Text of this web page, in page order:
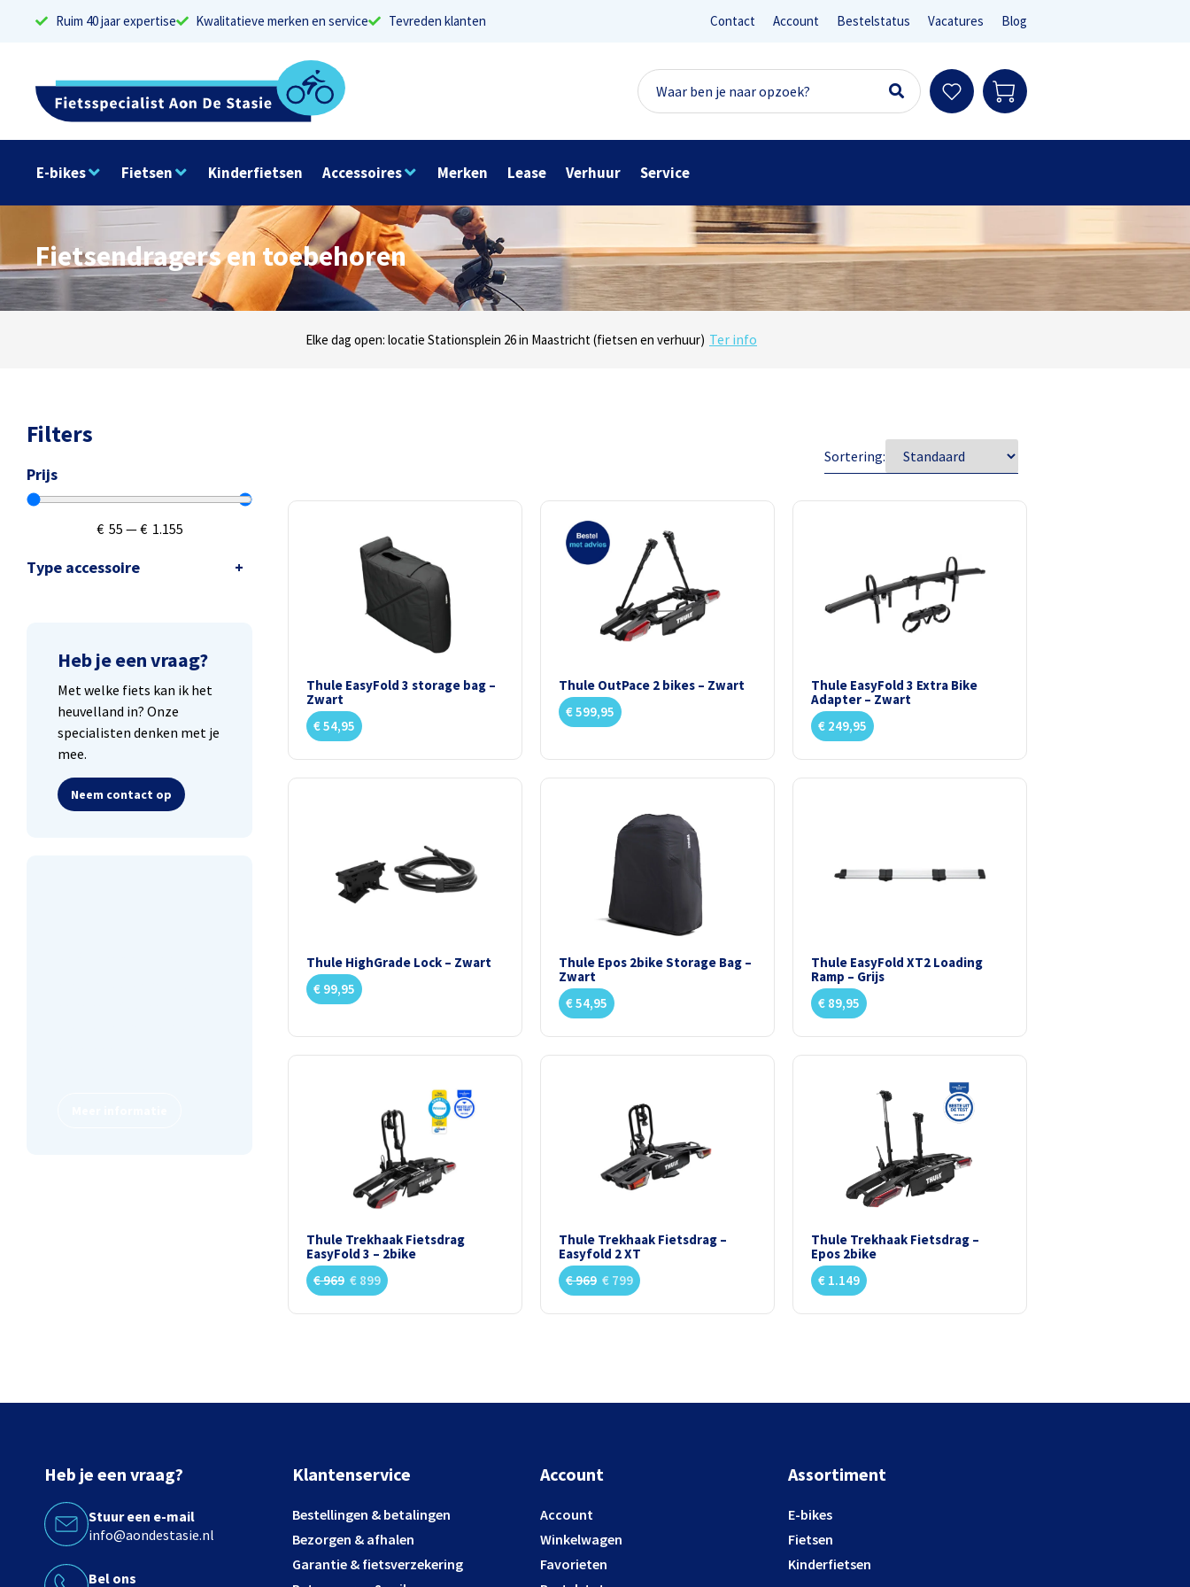
Ruim 40 jaar expertise Kwalitatieve merken en service Tevreden klanten Contact Account Bestelstatus Vacatures Blog
E-bikes Fietsen Kinderfietsen Accessoires Merken Lease Verhuur Service
Fietsendragers en toebehoren
Dinsdag t/m zaterdag geopen: locaties Sphinxlunet 1 in Maastricht (e-bikes) en Maaseikersteenweg 183 in Lanaken (fietsen en e-bikes)
Elke dag open: locatie Stationsplein 26 in Maastricht (fietsen en verhuur) Ter info
Onze missie? Tevreden klanten! Lees reviews
Filters
Prijs
€ 55 —€ 1.155
Type accessoire
Heb je een vraag?
Met welke fiets kan ik het
heuvelland in? Onze
specialisten denken met je
mee.
Neem contact op
Sortering:
Thule EasyFold 3 storage bag –
Zwart
€54,95
Thule OutPace 2 bikes – Zwart
€599,95
Thule EasyFold 3 Extra Bike
Adapter – Zwart
€249,95
Thule HighGrade Lock – Zwart
€ 99,95
Thule Epos 2bike Storage Bag –
Zwart
€54,95
Thule EasyFold XT2 Loading
Ramp – Grijs
€89,95
Thule Trekhaak Fietsdrag
EasyFold 3 – 2bike
€969 € 899
Thule Trekhaak Fietsdrag –
Easyfold 2 XT
€969 €799
Thule Trekhaak Fietsdrag –
Epos 2bike
€1.149
Heb je een vraag?
Stuur een e-mail
info@aondestasie.nl
Bel ons
Klantenservice
Bestellingen & betalingen
Bezorgen & afhalen
Garantie & fietsverzekering
Account
Account
Winkelwagen
Favorieten
Assortiment
E-bikes
Fietsen
Kinderfietsen